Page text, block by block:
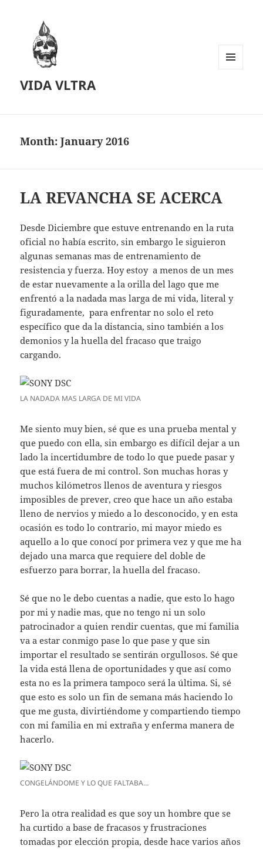
VIDA VLTRA
Month:January 2016
LA REVANCHA SE ACERCA
Desde Diciembre que estuve entrenando en la ruta
oficial no había escrito, sin embargo le siguieron
algunas semanas mas de entrenamiento de
resistencia y fuerza. Hoy estoy a menos de un mes
de estar nuevamente a la orilla del lago que me
enfrentó a la nadada mas larga de mi vida, literal y
figuradamente, para enfrentar no solo el reto
específico que da la distancia, sino también a los
demonios y la huella del fracaso que traigo
cargando.
LA NADADA MAS LARGA DE MI VIDA
Me siento muy bien, sé que es una prueba mental y
que puedo con ella, sin embargo es difícil dejar a un
lado la incertidumbre de todo lo que puede pasar y
que está fuera de mi control. Son muchas horas y
muchos kilómetros llenos de aventura y riesgos
imposibles de prever, creo que hace un año estaba
lleno de nervios y miedo a lo desconocido, y en esta
ocasión es todo lo contrario, mi mayor miedo es
aquello a lo que conocí por primera vez y que me ha
dejado una marca que requiere del doble de
esfuerzo para borrar, la huella del fracaso.
Sé que no le debo cuentas a nadie, que esto lo hago
por mi y nadie mas, que no tengo ni un solo
patrocinador a quien rendir cuentas, que mi familia
va a estar conmigo pase lo que pase y que sin
importar el resultado se sentirán orgullosos. Sé que
la vida está llena de oportunidades y que así como
esta no es la primera tampoco será la última. Si, sé
que esto es solo un fin de semana más haciendo lo
que me gusta, divirtiéndome y compartiendo tiempo
con mi familia en mi extraña y enferma manera de
hacerlo.
CONGELÁNDOME Y LO QUE FALTABA…
Pero la otra realidad es que soy un hombre que se
ha curtido a base de fracasos y frustraciones
tomadas por elección propia, desde hace varios años